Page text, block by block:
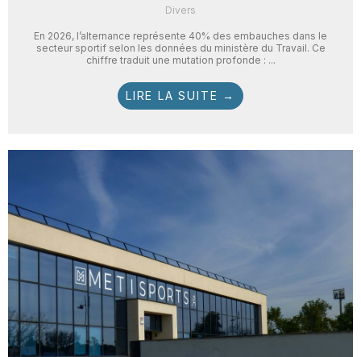
Divers
En 2026, l’alternance représente 40% des embauches dans le
secteur sportif selon les données du ministère du Travail. Ce
chiffre traduit une mutation profonde : ...
LIRE LA SUITE →